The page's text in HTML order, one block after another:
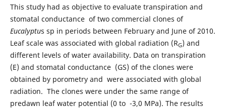
This study had as objective to evaluate transpiration and
stomatal conductance of two commercial clones of
Eucalyptus sp in periods between February and June of 2010.
Leaf scale was associated with global radiation (RG) and
different levels of water availability. Data on transpiration
(E) and stomatal conductance (GS) of the clones were
obtained by porometry and were associated with global
radiation. The clones were under the same range of
predawn leaf water potential (0 to -3,0 MPa). The results